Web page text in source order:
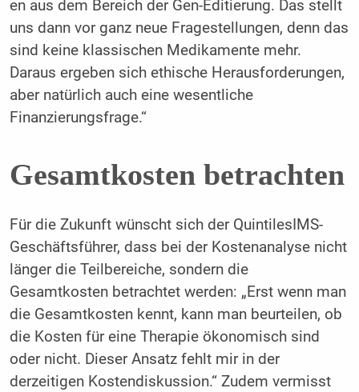
en aus dem Bereich der Gen-Editierung. Das stellt
uns dann vor ganz neue Fragestellun­gen, denn das
sind keine klassischen Medi­kamente mehr.
Daraus ergeben sich ethische Herausforderungen,
aber natürlich auch eine wesentliche
Finanzierungsfrage.“
Gesamtkosten betrachten
Für die Zukunft wünscht sich der QuintilesIMS-
Geschäftsführer, dass bei der Kostenanalyse nicht
länger die Teilbereiche, sondern die
Gesamtkosten betrachtet werden: „Erst wenn man
die Gesamtkosten kennt, kann man beurteilen, ob
die Kosten für eine Thera­pie ökonomisch sind
oder nicht. Dieser Ansatz fehlt mir in der
derzeitigen Kostendiskussion.“ Zudem vermisst